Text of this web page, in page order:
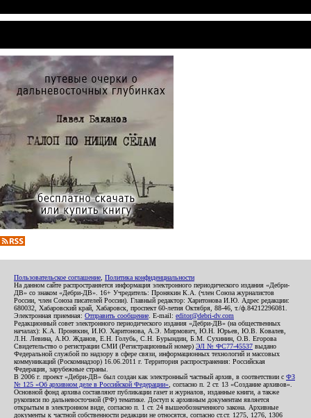
Пользовательское соглашение Политика конфиденциальности
На данном сайте распространяется информация электронного периодического издания «Дебри-
ДВ» со знаком «Дебри-ДВ». 16+ Учредитель: Пронякин К.А. (член Союза журналистов
России, член Союза писателей России). Главный редактор: Харитонова И.Ю. Адрес редакции:
680032, Хабаровский край, Хабаровск, проспект 60-летия Октября, 88-46, т./ф.84212296081.
Электронная приемная: Отправить сообщение . E-mail: editor@debri-dv.com
Редакционный совет электронного периодического издания «Дебри-ДВ» (на общественных
началах): К.А. Пронякин, И.Ю. Харитонова, А.Э. Мирмович, Ю.Н. Юрьев, Ю.В. Ковалев,
Л.Н. Левина, А.Ю. Жданов, Е.Н. Голубь, С.Н. Бурындин, Б.М. Сухинин, О.В. Егорова
Свидетельство о регистрации СМИ (Регистрационный номер) ЭЛ № ФС77-45537 выдано
Федеральной службой по надзору в сфере связи, информационных технологий и массовых
коммуникаций (Роскомнадзор) 16.06.2011 г. Территория распространения: Российская
Федерация, зарубежные страны.
В 2006 г. проект «Дебри-ДВ» был создан как электронный частный архив, в соответствии с ФЗ
№ 125 «Об архивном деле в Российской Федерации» , согласно п. 2 ст. 13 «Создание архивов».
Основной фонд архива составляют публикации газет и журналов, изданные книги, а также
рукописи по дальневосточной (РФ) тематике. Доступ к архивным документам является
открытым в электронном виде, согласно п. 1 ст. 24 вышеобозначенного закона. Архивные
документы к частной собственности редакции не относятся, согласно ст.ст. 1275, 1276, 1306